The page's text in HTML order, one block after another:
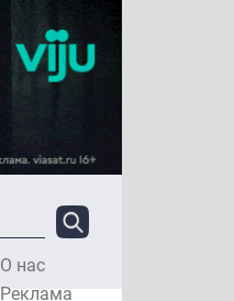
О нас
Реклама